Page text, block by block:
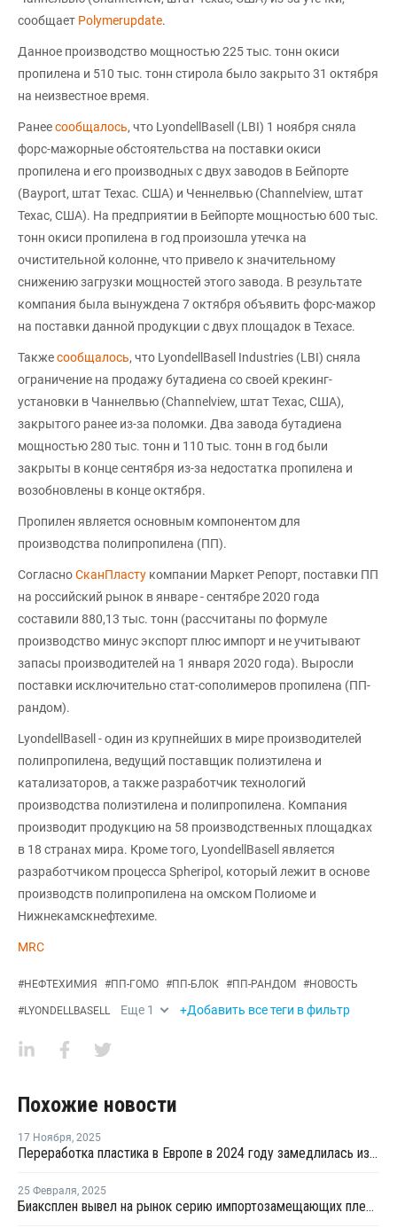
сообщает Polymerupdate.
Данное производство мощностью 225 тыс. тонн окиси
пропилена и 510 тыс. тонн стирола было закрыто 31 октября
на неизвестное время.
Ранеесообщалось, что LyondellBasell (LBI) 1 ноября сняла
форс-мажорные обстоятельства на поставки окиси
пропилена и его производных с двух заводов в Бейпорте
(Bayport, штат Техас. США) и Ченнелвью (Channelview, штат
Техас, США). На предприятии в Бейпорте мощностью 600 тыс.
тонн окиси пропилена в год произошла утечка на
очистительной колонне, что привело к значительному
снижению загрузки мощностей этого завода. В результате
компания была вынуждена 7 октября объявить форс-мажор
на поставки данной продукции с двух площадок в Техасе.
Такжесообщалось, что LyondellBasell Industries (LBI) сняла
ограничение на продажу бутадиена со своей крекинг-
установки в Чаннелвью (Channelview, штат Техас, США),
закрытого ранее из-за поломки. Два завода бутадиена
мощностью 280 тыс. тонн и 110 тыс. тонн в год были
закрыты в конце сентября из-за недостатка пропилена и
возобновлены в конце октября.
Пропилен является основным компонентом для
производства полипропилена (ПП).
СогласноСканПласту компании Маркет Репорт, поставки ПП
на российский рынок в январе - сентябре 2020 года
составили 880,13 тыс. тонн (рассчитаны по формуле
производство минус экспорт плюс импорт и не учитывают
запасы производителей на 1 января 2020 года). Выросли
поставки исключительно стат-сополимеров пропилена (ПП-
рандом).
LyondellBasell - один из крупнейших в мире производителей
полипропилена, ведущий поставщик полиэтилена и
катализаторов, а также разработчик технологий
производства полиэтилена и полипропилена. Компания
производит продукцию на 58 производственных площадках
в 18 странах мира. Кроме того, LyondellBasell является
разработчиком процесса Spheripol, который лежит в основе
производств полипропилена на омском Полиоме и
Нижнекамскнефтехиме.
MRC
#НЕФТЕХИМИЯ #ПП-ГОМО #ПП-БЛОК #ПП-РАНДОМ #НОВОСТЬ
#LYONDELLBASELL Еще 1 +Добавить все теги в фильтр
Похожие новости
17 Ноября, 2025
Переработка пластика в Европе в 2024 году замедлилась из-за роста импорта и слабого спроса
25 Февраля, 2025
Биаксплен вывел на рынок серию импортозамещающих пленок